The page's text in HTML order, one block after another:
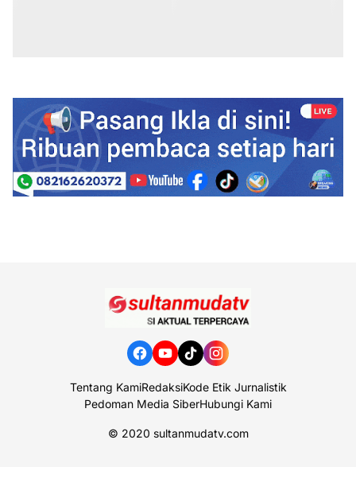
Tentang KamiRedaksiKode Etik Jurnalistik
Pedoman Media SiberHubungi Kami
© 2020 sultanmudatv.com